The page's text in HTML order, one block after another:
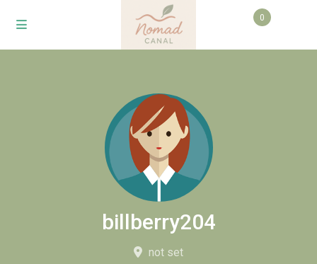
0
billberry204
not set